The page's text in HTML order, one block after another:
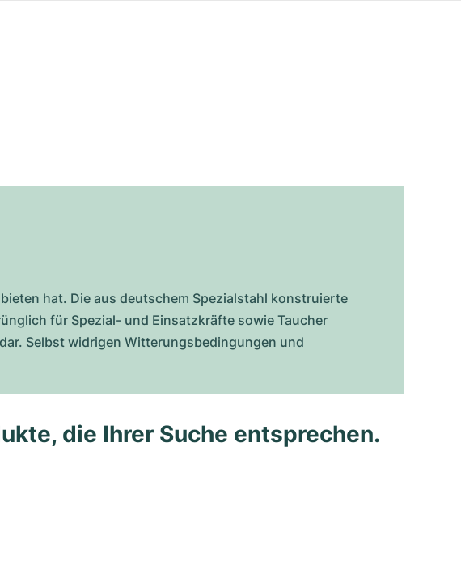
hat. Die aus deutschem Spezialstahl konstruierte
für Spezial- und Einsatzkräfte sowie Taucher
Selbst widrigen Witterungsbedingungen und
die Ihrer Suche entsprechen.